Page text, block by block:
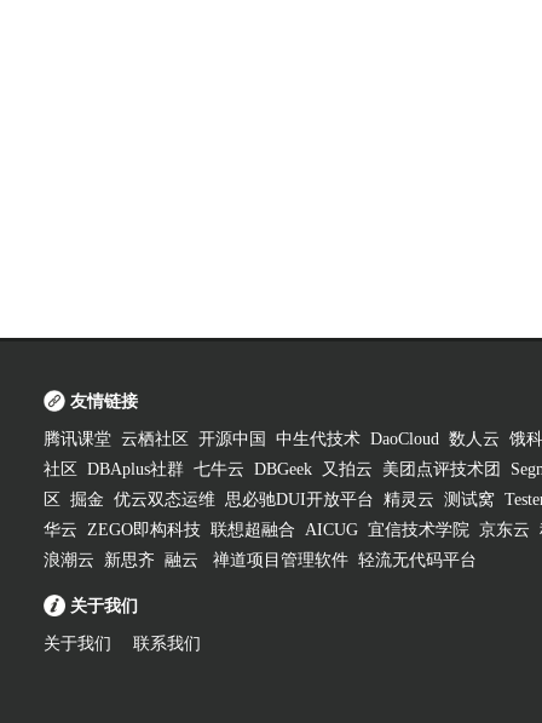
友情链接
腾讯课堂 云栖社区 开源中国 中生代技术 DaoCloud 数人云 饿
社区
DBAplus社群 七牛云 DBGeek 又拍云 美团点评技术团
区
掘金 优云双态运维 思必驰DUI开放平台 精灵云 测试窝
华云 ZEGO即构科技 联想超融合 AICUG 宜信技术学院 京东云
浪潮云
新思齐 融云 禅道项目管理软件 轻流无代码平台
关于我们
关于我们 联系我们